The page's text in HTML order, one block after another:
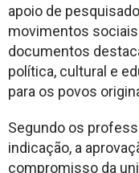
apoio de
movimentos
documentos
política, cultural e
para os povos
Segundo os
indicação, a
compromisso da